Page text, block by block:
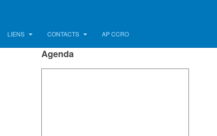
LIENS CONTACTS AP CCRO
Agenda